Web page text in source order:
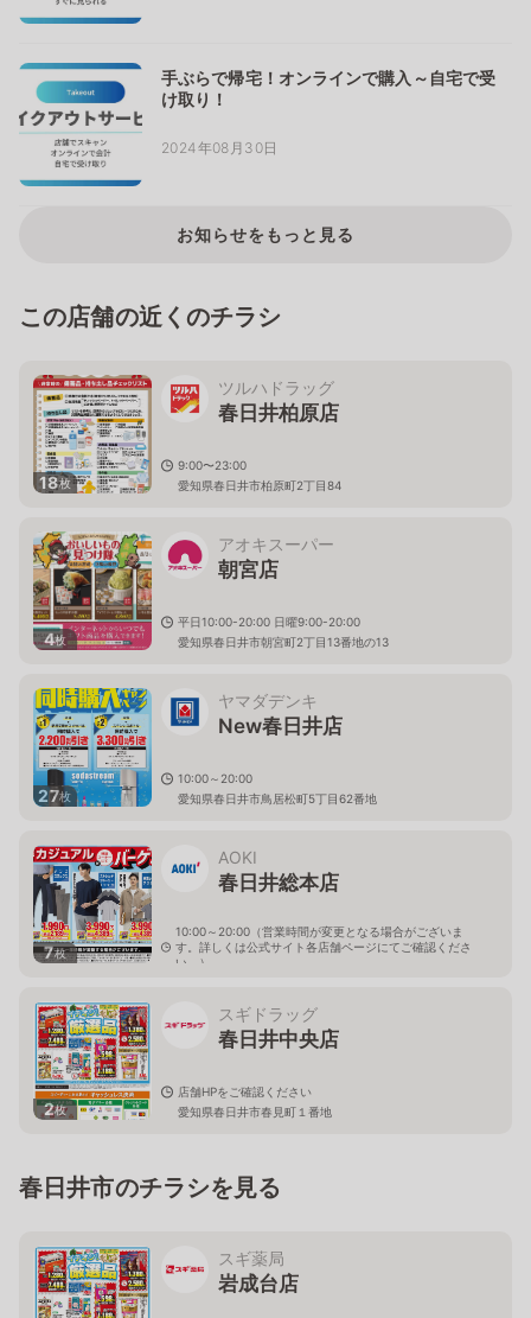
手ぶらで帰宅！オンラインで購入～自宅で受
け取り！
2024年08月30日
お知らせをもっと見る
この店舗の近くのチラシ
18枚
ツルハドラッグ
春日井柏原店
9:00〜23:00
愛知県春日井市柏原町2丁目84
4枚
アオキスーパー
朝宮店
平日10:00-20:00 日曜9:00-20:00
愛知県春日井市朝宮町2丁目13番地の13
27枚
ヤマダデンキ
New春日井店
10:00～20:00
愛知県春日井市鳥居松町5丁目62番地
7枚
AOKI
春日井総本店
10:00～20:00（営業時間が変更となる場合がございま
す。詳しくは公式サイト各店舗ページにてご確認くださ
い。）
2枚
スギドラッグ
春日井中央店
店舗HPをご確認ください
愛知県春日井市春見町１番地
春日井市のチラシを見る
スギ薬局
岩成台店